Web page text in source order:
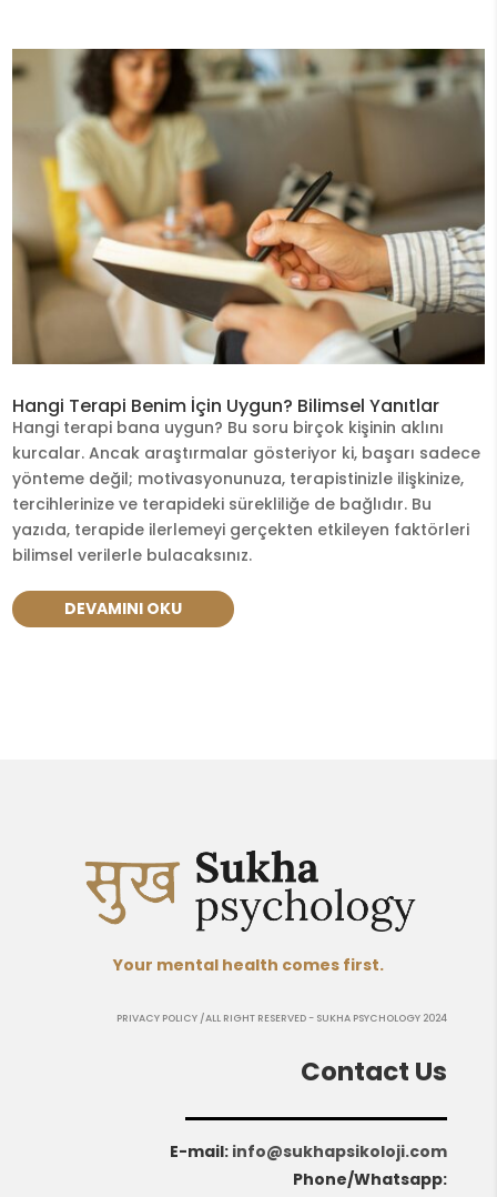
Hangi Terapi Benim İçin Uygun? Bilimsel Yanıtlar
Hangi terapi bana uygun? Bu soru birçok kişinin aklını
kurcalar. Ancak araştırmalar gösteriyor ki, başarı sadece
yönteme değil; motivasyonunuza, terapistinizle ilişkinize,
tercihlerinize ve terapideki sürekliliğe de bağlıdır. Bu
yazıda, terapide ilerlemeyi gerçekten etkileyen faktörleri
bilimsel verilerle bulacaksınız.
DEVAMINI OKU
Your mental health comes first.
PRIVACY POLICY /ALL RIGHT RESERVED - SUKHA PSYCHOLOGY 2024
Contact Us
E-mail: info@sukhapsikoloji.com
Phone/Whatsapp: